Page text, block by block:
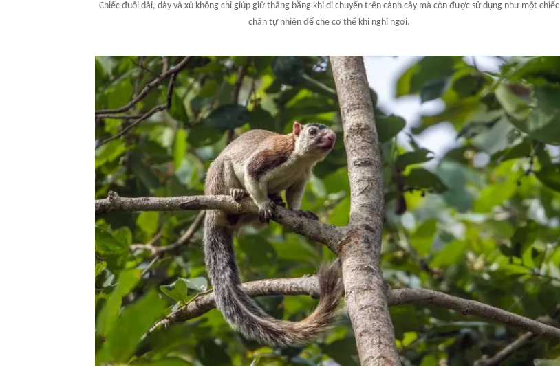
Chiếc đuôi dài, dày và xù không chỉ giúp giữ thăng bằng khi di chuyển trên cành cây mà còn được sử dụng như một chiếc
chăn tự nhiên để che cơ thể khi nghỉ ngơi.